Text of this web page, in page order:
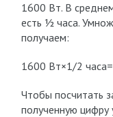
1600 Вт. В
есть ½ часа.
получаем:
1600 Вт×1/2
Чтобы посчитать
полученную